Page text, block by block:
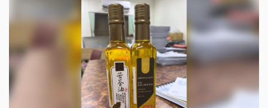
及詐欺，因此約談威加、源春負責人等7名被告，訊
後，威加的採購人員和一名中間商遭到聲押，羈押庭